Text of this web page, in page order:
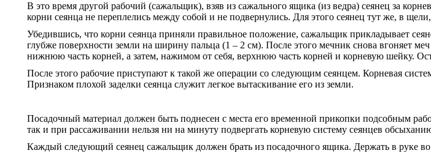
В это время другой рабочий (сажальщик), взяв из сажального ящика (из ведра) сеянец за
корни сеянца не переплелись между собой и не подвернулись. Для этого сеянец тут же, в
Убедившись, что корни сеянца приняли правильное положение, сажальщик прикладывает
глубже поверхности земли на ширину пальца (1 – 2 см). После этого мечник снова вгоняет
нижнюю часть корней, а затем, нажимом от себя, верхнюю часть корней и корневую шейку.
После этого рабочие приступают к такой же операции со следующим сеянцем. Корневая
Признаком плохой заделки сеянца служит легкое вытаскивание его из земли.
Посадочный материал должен быть поднесен с места его временной прикопки подсобным
так и при рассаживании нельзя ни на минуту подвергать корневую систему сеянцев
Каждый следующий сеянец сажальщик должен брать из посадочного ящика. Держать в руке